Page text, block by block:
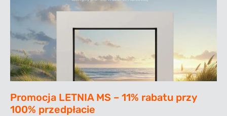
Promocja LETNIA MS – 11% rabatu przy
100% przedpłacie